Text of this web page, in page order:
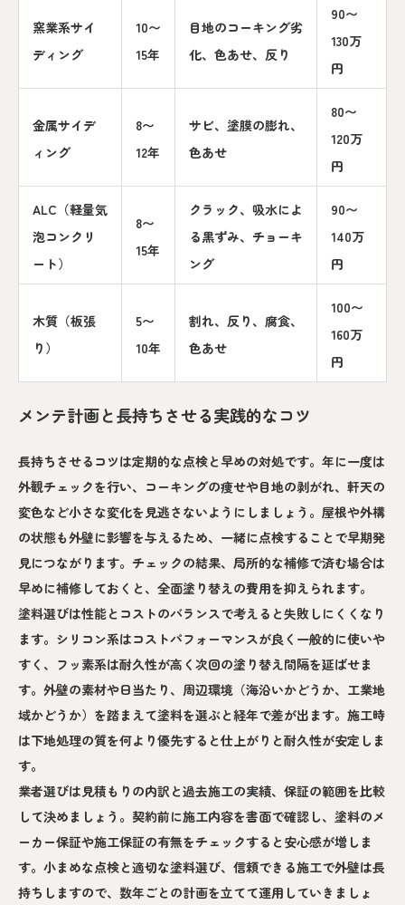
窯業系サイ
ディング
10〜
15年
目地のコーキング劣
化、色あせ、反り
90〜
130万
円
金属サイデ
ィング
8〜
12年
サビ、塗膜の膨れ、
色あせ
80〜
120万
円
ALC（軽量気
泡コンクリ
ート）
8〜
15年
クラック、吸水によ
る黒ずみ、チョーキ
ング
90〜
140万
円
木質（板張
り）
5〜
10年
割れ、反り、腐食、
色あせ
100〜
160万
円
メンテ計画と長持ちさせる実践的なコツ
長持ちさせるコツは定期的な点検と早めの対処です。年に一度は
外観チェックを行い、コーキングの痩せや目地の剥がれ、軒天の
変色など小さな変化を見逃さないようにしましょう。屋根や外構
の状態も外壁に影響を与えるため、一緒に点検することで早期発
見につながります。チェックの結果、局所的な補修で済む場合は
早めに補修しておくと、全面塗り替えの費用を抑えられます。
塗料選びは性能とコストのバランスで考えると失敗しにくくなり
ます。シリコン系はコストパフォーマンスが良く一般的に使いや
すく、フッ素系は耐久性が高く次回の塗り替え間隔を延ばせま
す。外壁の素材や日当たり、周辺環境（海沿いかどうか、工業地
域かどうか）を踏まえて塗料を選ぶと経年で差が出ます。施工時
は下地処理の質を何より優先すると仕上がりと耐久性が安定しま
す。
業者選びは見積もりの内訳と過去施工の実績、保証の範囲を比較
して決めましょう。契約前に施工内容を書面で確認し、塗料のメ
ーカー保証や施工保証の有無をチェックすると安心感が増しま
す。小まめな点検と適切な塗料選び、信頼できる施工で外壁は長
持ちしますので、数年ごとの計画を立てて運用していきましょ